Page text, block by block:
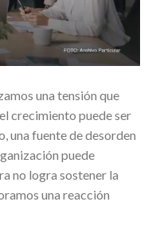
una tensión que
crecimiento puede ser
una fuente de desorden
puede
no logra sostener la
una reacción